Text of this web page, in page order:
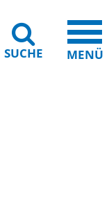
SUCHE MENÜ